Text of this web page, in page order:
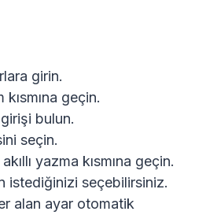
girin.
geçin.
bulun.
seçin.
yazma kısmına geçin.
istediğinizi seçebilirsiniz.
alan ayar otomatik